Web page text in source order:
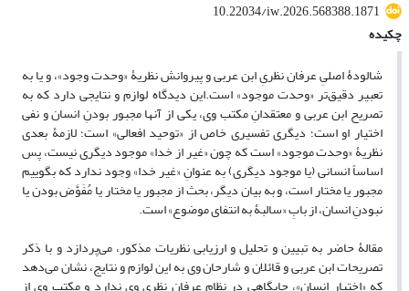
10.22034/iw.2026.568388.1871
چکیده
شالودۀ اصلیِ عرفان نظریِ ابن عربی و پیروانش نظریۀ «وحدت وجود»، و یا به
تعبیر دقیق‌تر «وحدت موجود» است.این دیدگاه لوازم و نتایجی دارد که به
تصریح ابن عربی و معتقدانِ مکتب وی، یکی از آنها مجبور بودنِ انسان و نفی
اختیار او است؛ دیگری تفسیری خاص از «توحید افعالی» است؛ لازمۀ بعدی
نظریۀ «وحدت موجود» است که چون «غیر از خدا» موجود دیگری نیست، پس
اساساً انسانی (یا موجود دیگری) به عنوانِ «غیر خدا» وجود ندارد که بگوییم
مجبور یا مختار است، و به بیان دیگر، بحث از مجبور یا مختار یا مُفَوَّض بودن یا
نبودنِ انسان، از بابِ «سالبۀ به انتفای موضوع» است.
مقالۀ حاضر به تبیین و تحلیل و ارزیابی نظریات مذکور، می‌پردازد و با ذکر
تصریحات ابن عربی و قائلان و شارحان وی به این لوازم و نتایج، نشان می‌دهد